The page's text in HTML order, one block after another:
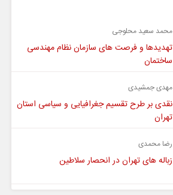
محمد سعید محلوجی
تهدیدها و فرصت های سازمان نظام مهندسی
ساختمان
مهدی جمشیدی
نقدی بر طرح تقسیم جغرافیایی و سیاسی استان
تهران
رضا محمدی
زباله های تهران در انحصار سلاطین